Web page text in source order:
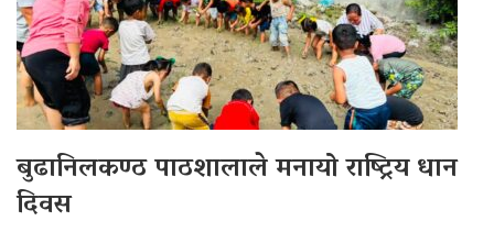
बुढानिलकण्ठ पाठशालाले मनायो राष्ट्रिय धान
दिवस